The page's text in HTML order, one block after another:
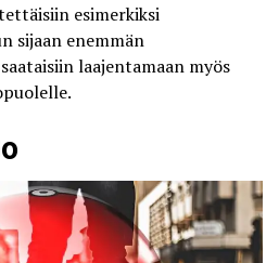
esimerkiksi
sijaan enemmän
laajentamaan myös